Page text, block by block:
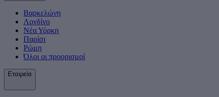
Βαρκελώνη
Λονδίνο
Νέα Υόρκη
Παρίσι
Ρώμη
Όλοι οι προορισμοί
Εταιρεία